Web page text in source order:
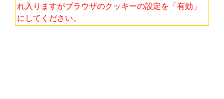
れ入りますがブラウザのクッキーの設定を「有効」
にしてください。